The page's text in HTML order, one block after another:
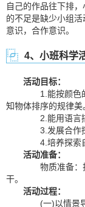
自己的作品往下排
的不足是缺少小组
意识，合作意识。
4、小班科学
活动目标：
1.能按颜色的
知物体排序的规律美
2.能用语言描
3.发展合作探
4.培养探索自
活动准备：
物质准备：排
干。
活动过程：
(一)以情景导